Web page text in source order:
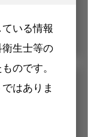
いる情報
生士等の
のです。
はありま